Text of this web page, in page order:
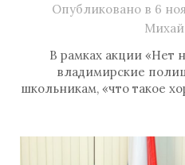
Опубликовано в 6
В рамках акции «Нет
владимирские
школьникам, «что такое